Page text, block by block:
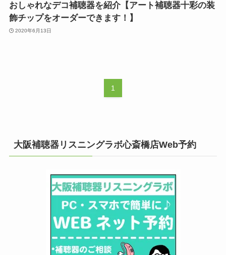
おしゃれなデコ補聴器を紹介【アート補聴器十彩の装
飾チップをオーダーできます！】
2020年6月13日
1
大阪補聴器リスニングラボ心斎橋店Web予約